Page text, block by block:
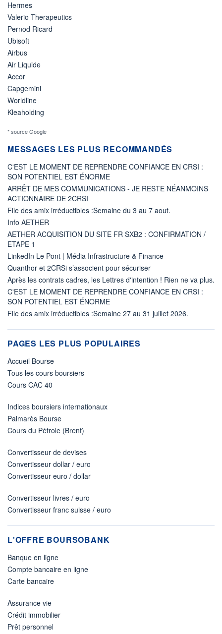
Hermes
Valerio Therapeutics
Pernod Ricard
Ubisoft
Airbus
Air Liquide
Accor
Capgemini
Worldline
Kleaholding
* source Google
MESSAGES LES PLUS RECOMMANDÉS
C'EST LE MOMENT DE REPRENDRE CONFIANCE EN CRSI :
SON POTENTIEL EST ÉNORME
ARRÊT DE MES COMMUNICATIONS - JE RESTE NÉANMOINS
ACTIONNAIRE DE 2CRSI
File des amix irréductibles :Semaine du 3 au 7 aout.
Info AETHER
AETHER ACQUISITION DU SITE FR SXB2 : CONFIRMATION /
ETAPE 1
LinkedIn Le Pont | Média Infrastructure & Finance
Quanthor et 2CRSi s’associent pour sécuriser
Après les contrats cadres, les Lettres d'intention ! Rien ne va plus.
C'EST LE MOMENT DE REPRENDRE CONFIANCE EN CRSI :
SON POTENTIEL EST ÉNORME
File des amix irréductibles :Semaine 27 au 31 juillet 2026.
PAGES LES PLUS POPULAIRES
Accueil Bourse
Tous les cours boursiers
Cours CAC 40
Indices boursiers internationaux
Palmarès Bourse
Cours du Pétrole (Brent)
Convertisseur de devises
Convertisseur dollar / euro
Convertisseur euro / dollar
Convertisseur livres / euro
Convertisseur franc suisse / euro
L'OFFRE BOURSOBANK
Banque en ligne
Compte bancaire en ligne
Carte bancaire
Assurance vie
Crédit immobilier
Prêt personnel